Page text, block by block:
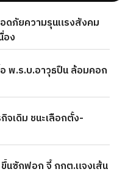
ภัยความรุนแรงสังคม
อง
พ.ร.บ.อาวุธปืน ล้อมคอก
จเดิม ชนะเลือกตั้ง-
นซักฟอก จี้ กกต.แจงเส้น